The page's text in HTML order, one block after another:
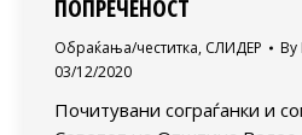
ПОПРЕЧЕНОСТ
Обраќања/честитка, СЛИДЕР By
03/12/2020
Почитувани сограѓанки и